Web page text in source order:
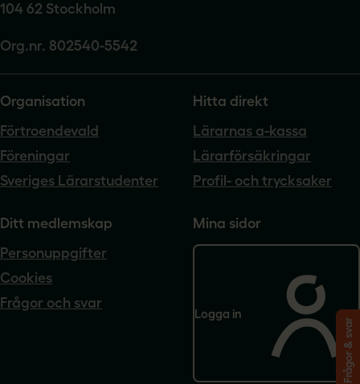
104 62 Stockholm
Org.nr. 802540-5542
Organisation
Förtroendevald
Föreningar
Sveriges Lärarstudenter
Hitta direkt
Lärarnas a-kassa
Lärarförsäkringar
Profil- och trycksaker
Ditt medlemskap
Personuppgifter
Cookies
Frågor och svar
Mina sidor
Logga in
Frågor & svar